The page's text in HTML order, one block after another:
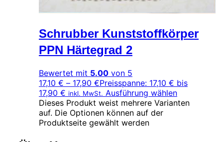
Schrubber Kunststoffkörper
PPN Härtegrad 2
Bewertet mit 5.00 von 5
17,10 € – 17,90 €Preisspanne: 17,10 € bis
17,90 € inkl. MwSt. Ausführung wählen
Dieses Produkt weist mehrere Varianten
auf. Die Optionen können auf der
Produktseite gewählt werden